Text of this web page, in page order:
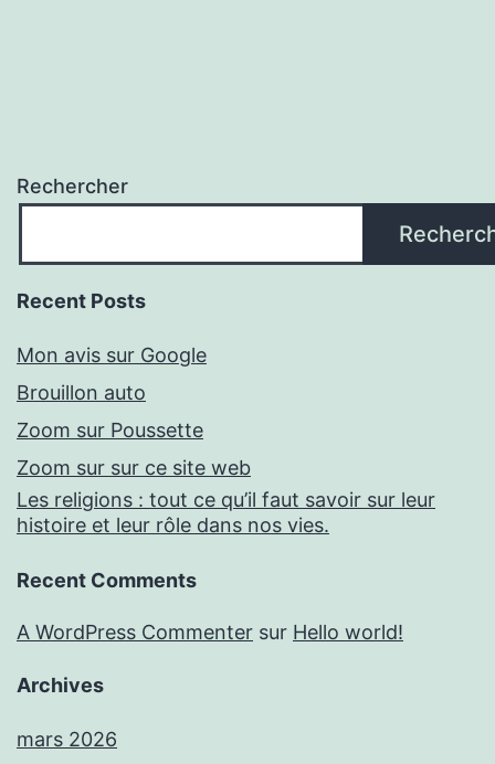
Rechercher
Recent Posts
Mon avis sur Google
Brouillon auto
Zoom sur Poussette
Zoom sur sur ce site web
Les religions : tout ce qu’il faut savoir sur leur
histoire et leur rôle dans nos vies.
Recent Comments
A WordPress Commenter sur Hello world!
Archives
mars 2026